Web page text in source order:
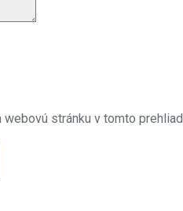
stránku v tomto